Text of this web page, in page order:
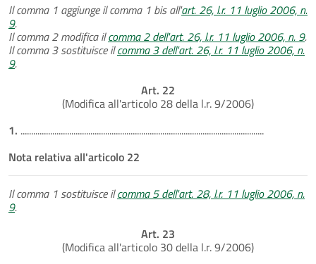
Il comma 1 aggiunge il comma 1 bis all'art. 26, l.r. 11 luglio 2006, n.
9.
Il comma 2 modifica ilcomma 2 dell'art. 26, l.r. 11 luglio 2006, n. 9.
Il comma 3 sostituisce ilcomma 3 dell'art. 26, l.r. 11 luglio 2006, n.
9.
Art. 22
(Modifica all'articolo 28 della l.r. 9/2006)
1. ...................................................................................................................
Nota relativa all'articolo 22
Il comma 1 sostituisce ilcomma 5 dell'art. 28, l.r. 11 luglio 2006, n.
9.
Art. 23
(Modifica all'articolo 30 della l.r. 9/2006)